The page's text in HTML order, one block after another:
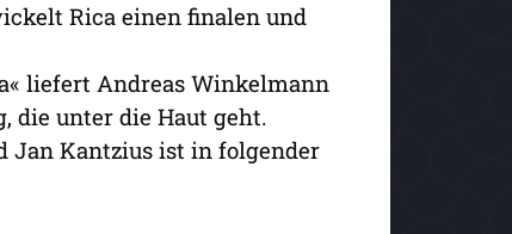
Rica einen finalen und
liefert Andreas Winkelmann
die unter die Haut geht.
Kantzius ist in folgender